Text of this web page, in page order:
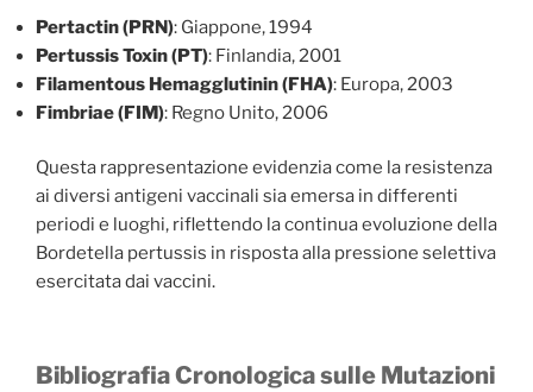
Pertactin (PRN): Giappone, 1994
Pertussis Toxin (PT): Finlandia, 2001
Filamentous Hemagglutinin (FHA): Europa, 2003
Fimbriae (FIM): Regno Unito, 2006
Questa rappresentazione evidenzia come la resistenza
ai diversi antigeni vaccinali sia emersa in differenti
periodi e luoghi, riflettendo la continua evoluzione della
Bordetella pertussis in risposta alla pressione selettiva
esercitata dai vaccini.
Bibliografia Cronologica sulle Mutazioni